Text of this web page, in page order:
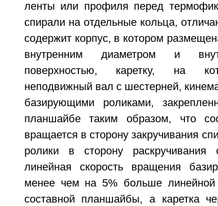
ленты или профиля перед
спирали на отдельные кольца,
содержит корпус, в котором
внутренним диаметром и
поверхностью, каретку, на
неподвижный вал с шестерней,
базирующими роликами,
планшайбе таким образом, что
вращается в сторону закручивания
ролики в сторону
линейная скорость вращения
менее чем на 5% больше линейной
составной планшайбы, а каретка